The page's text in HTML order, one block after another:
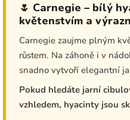
🌷 Carnegie – bílý
květenstvím a
Carnegie zaujme plným
růstem. Na záhoně i v
snadno vytvoří elegantní
Pokud hledáte jarní
vzhledem, hyacinty jsou